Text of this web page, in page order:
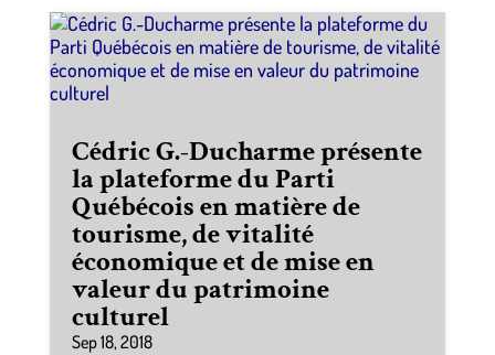
Cédric G.-Ducharme présente
la plateforme du Parti
Québécois en matière de
tourisme, de vitalité
économique et de mise en
valeur du patrimoine
culturel
Sep 18, 2018